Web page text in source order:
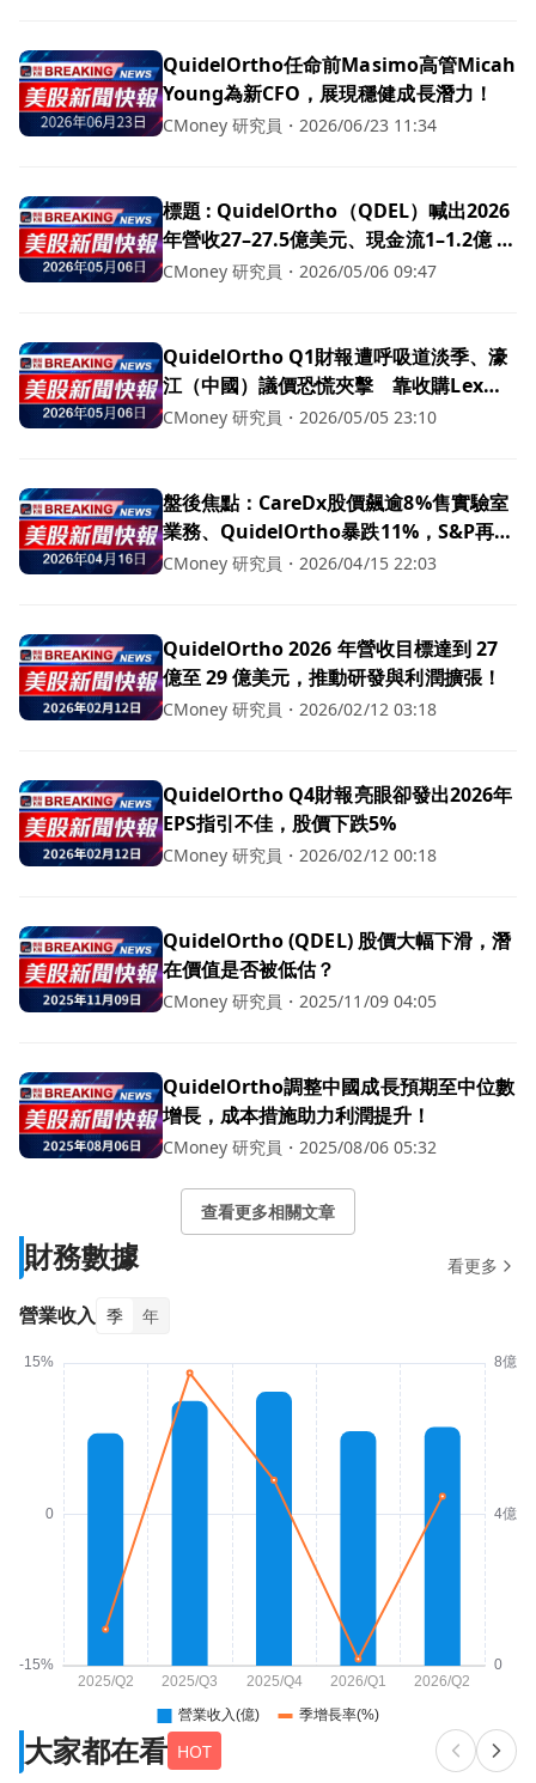
QuidelOrtho任命前Masimo高管Micah
Young為新CFO，展現穩健成長潛力！
CMoney 研究員 ・ 2026/06/23 11:34
標題 : QuidelOrtho（QDEL）喊出2026
年營收27–27.5億美元、現金流1–1.2億 揚
言穩健成長但中國降價陰影籠罩
CMoney 研究員 ・ 2026/05/06 09:47
QuidelOrtho Q1財報遭呼吸道淡季、濠
江（中國）議價恐慌夾擊 靠收購Lex與
新機種拚下半年回溫
CMoney 研究員 ・ 2026/05/05 23:10
盤後焦點：CareDx股價飆逾8%售實驗室
業務、QuidelOrtho暴跌11%，S&P再創
歷史新高
CMoney 研究員 ・ 2026/04/15 22:03
QuidelOrtho 2026 年營收目標達到 27
億至 29 億美元，推動研發與利潤擴張！
CMoney 研究員 ・ 2026/02/12 03:18
QuidelOrtho Q4財報亮眼卻發出2026年
EPS指引不佳，股價下跌5%
CMoney 研究員 ・ 2026/02/12 00:18
QuidelOrtho (QDEL) 股價大幅下滑，潛
在價值是否被低估？
CMoney 研究員 ・ 2025/11/09 04:05
QuidelOrtho調整中國成長預期至中位數
增長，成本措施助力利潤提升！
CMoney 研究員 ・ 2025/08/06 05:32
查看更多相關文章
財務數據 看更多
營業收入 季 年
大家都在看 HOT